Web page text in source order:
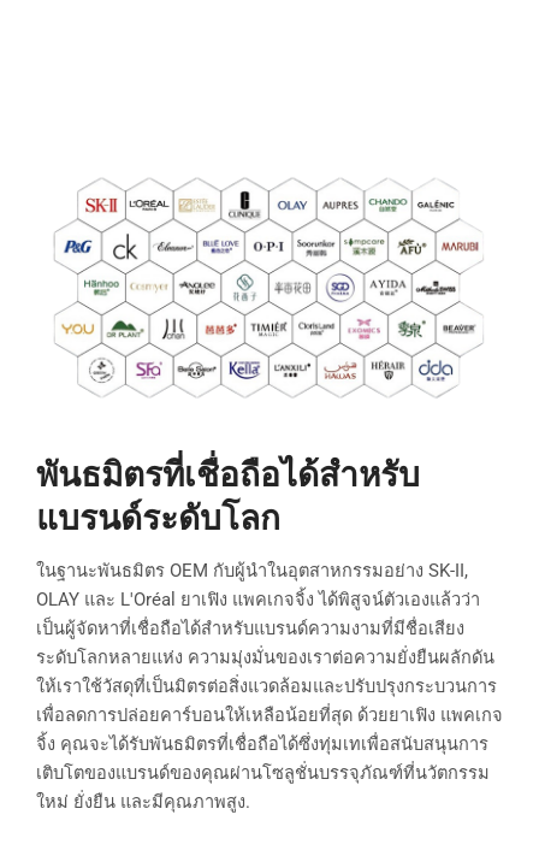
พันธมิตรที่เชื่อถือได้สำหรับ
แบรนด์ระดับโลก
ในฐานะพันธมิตร OEM กับผู้นำในอุตสาหกรรมอย่าง SK-II,
OLAY และ L'Oréal ยาเฟิง แพคเกจจิ้ง ได้พิสูจน์ตัวเองแล้วว่า
เป็นผู้จัดหาที่เชื่อถือได้สำหรับแบรนด์ความงามที่มีชื่อเสียง
ระดับโลกหลายแห่ง ความมุ่งมั่นของเราต่อความยั่งยืนผลักดัน
ให้เราใช้วัสดุที่เป็นมิตรต่อสิ่งแวดล้อมและปรับปรุงกระบวนการ
เพื่อลดการปล่อยคาร์บอนให้เหลือน้อยที่สุด ด้วยยาเฟิง แพคเกจ
จิ้ง คุณจะได้รับพันธมิตรที่เชื่อถือได้ซึ่งทุ่มเทเพื่อสนับสนุนการ
เติบโตของแบรนด์ของคุณผ่านโซลูชั่นบรรจุภัณฑ์ที่นวัตกรรม
ใหม่ ยั่งยืน และมีคุณภาพสูง.